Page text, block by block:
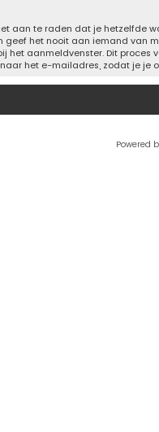
aan te raden dat je hetzelfde
het nooit aan iemand van
het aanmeldvenster. Dit
het e-mailadres, zodat je je
Powered